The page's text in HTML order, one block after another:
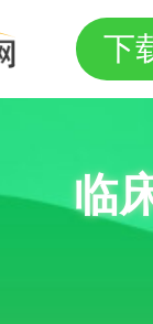
下
临